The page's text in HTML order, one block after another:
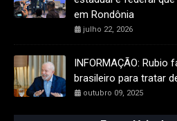
em Rondônia
julho 22, 2026
INFORMAÇÃO:
brasileiro para tratar
outubro 09, 2025